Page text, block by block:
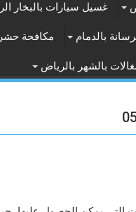
غسيل سيارات بالبخار
بالدمام مكافحة
بالشهر بالرياض